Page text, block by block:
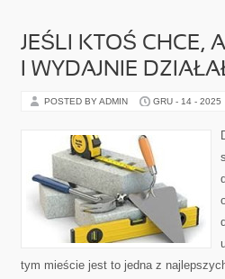
JEŚLI KTOŚ CHCE,
I WYDAJNIE
POSTED BY ADMIN GRU - 14 - 2025
tym mieście jest to jedna z